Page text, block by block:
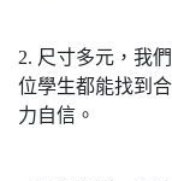
2. 尺寸多元，我
位學生都能找到
力自信。